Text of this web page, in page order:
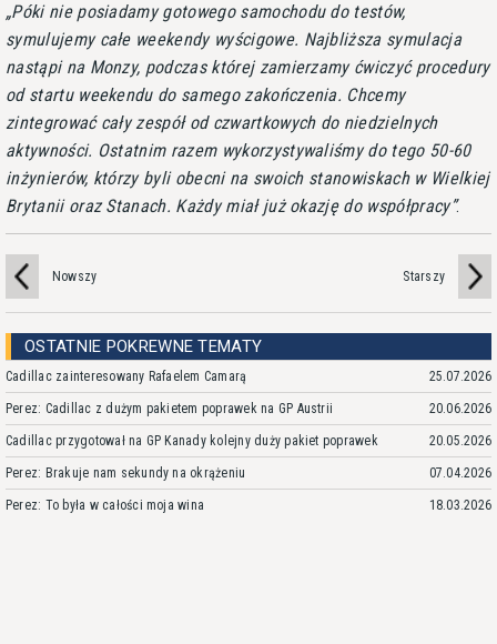
Póki nie posiadamy gotowego samochodu do testów,
symulujemy całe weekendy wyścigowe. Najbliższa symulacja
nastąpi na Monzy, podczas której zamierzamy ćwiczyć procedury
od startu weekendu do samego zakończenia. Chcemy
zintegrować cały zespół od czwartkowych do niedzielnych
aktywności. Ostatnim razem wykorzystywaliśmy do tego 50-60
inżynierów, którzy byli obecni na swoich stanowiskach w Wielkiej
Brytanii oraz Stanach. Każdy miał już okazję do współpracy .
Nowszy Starszy
OSTATNIE POKREWNE TEMATY
Cadillac zainteresowany Rafaelem Camarą 25.07.2026
Perez: Cadillac z dużym pakietem poprawek na GP Austrii 20.06.2026
Cadillac przygotował na GP Kanady kolejny duży pakiet poprawek 20.05.2026
Perez: Brakuje nam sekundy na okrążeniu 07.04.2026
Perez: To była w całości moja wina 18.03.2026